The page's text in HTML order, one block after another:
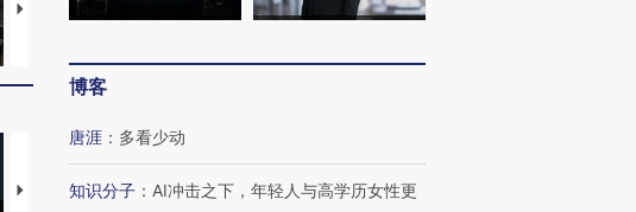
视线｜HYROX的吸金
马航飞行员跨国走私7万
视线｜被称为“蟑螂”的印
【推广】走进第四届链博
【商旅对话】华住集团
博客
唐涯 ： 多看少动
知识分子 ： AI冲击之下，年轻人与高学历女性更